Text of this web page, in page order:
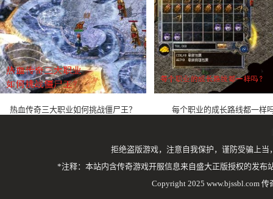
热血传奇三大职业如何挑战僵尸王？ 每个职业的成长路线都一样
拒绝盗版游戏，注意自我保护，谨防受骗上
*注释：本站内含传奇游戏开服信息来自盛大正版授权的发
Copyright 2025 www.bjssbl.com